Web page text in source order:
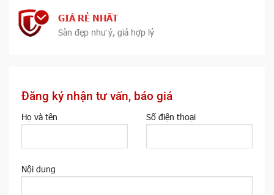
GIÁ RẺ NHẤT
Sàn đẹp như ý, giá hợp lý
Đăng ký nhận tư vấn, báo giá
Họ và tên Số điện thoại
Nội dung